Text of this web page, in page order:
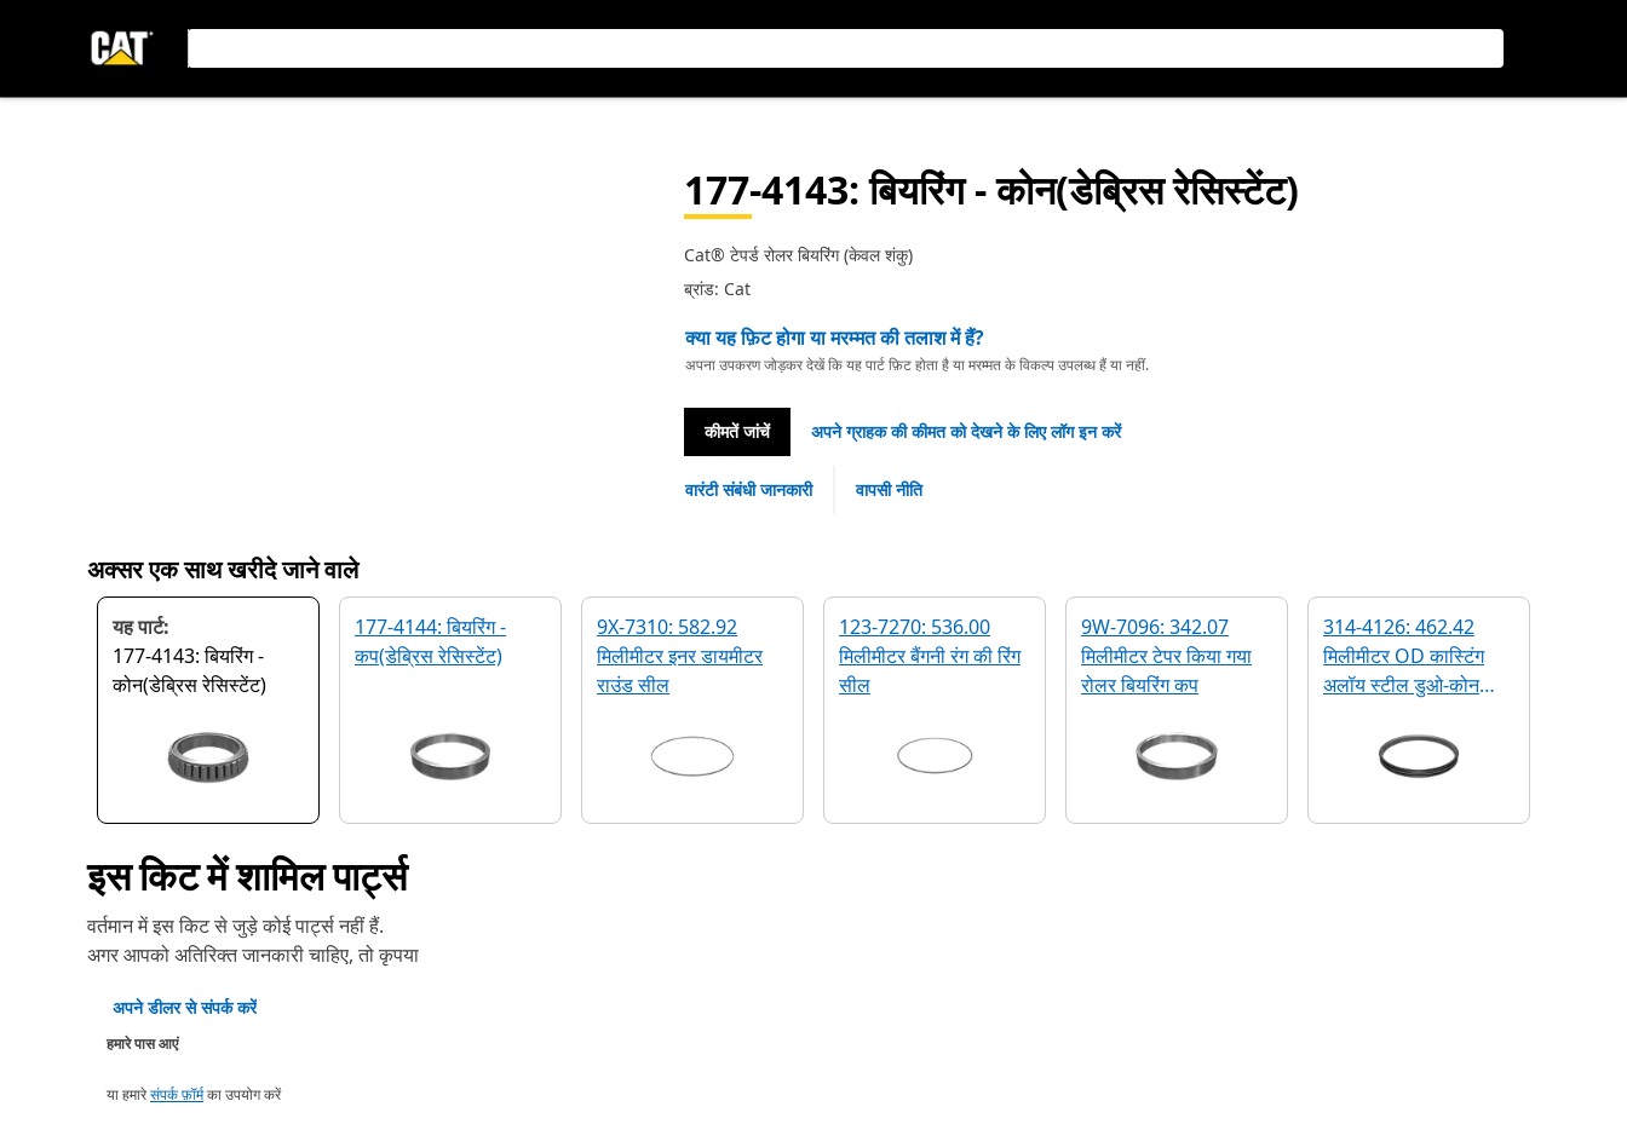
177-4143: बियरिंग - कोन(डेब्रिस रेसिस्टेंट)
Cat® टेपर्ड रोलर बियरिंग (केवल शंकु)
ब्रांड: Cat
क्या यह फ़िट होगा या मरम्मत की तलाश में हैं?
अपना उपकरण जोड़कर देखें कि यह पार्ट फ़िट होता है या मरम्मत के विकल्प उपलब्ध हैं या नहीं.
कीमतें जांचें अपने ग्राहक की कीमत को देखने के लिए लॉग इन करें
वारंटी संबंधी जानकारी वापसी नीति
अक्सर एक साथ खरीदे जाने वाले
यह पार्ट:
177-4143: बियरिंग -
कोन(डेब्रिस रेसिस्टेंट)
177-4144: बियरिंग -
कप(डेब्रिस रेसिस्टेंट)
9X-7310: 582.92
मिलीमीटर इनर डायमीटर
राउंड सील
123-7270: 536.00
मिलीमीटर बैंगनी रंग की रिंग
सील
9W-7096: 342.07
मिलीमीटर टेपर किया गया
रोलर बियरिंग कप
314-4126: 462.42
मिलीमीटर OD कास्टिंग
अलॉय स्टील डुओ-कोन
इस किट में शामिल पार्ट्स
वर्तमान में इस किट से जुड़े कोई पार्ट्स नहीं हैं.
अगर आपको अतिरिक्त जानकारी चाहिए, तो कृपया
अपने डीलर से संपर्क करें
हमारे पास आएं
या हमारेसंपर्क फ़ॉर्मका उपयोग करें